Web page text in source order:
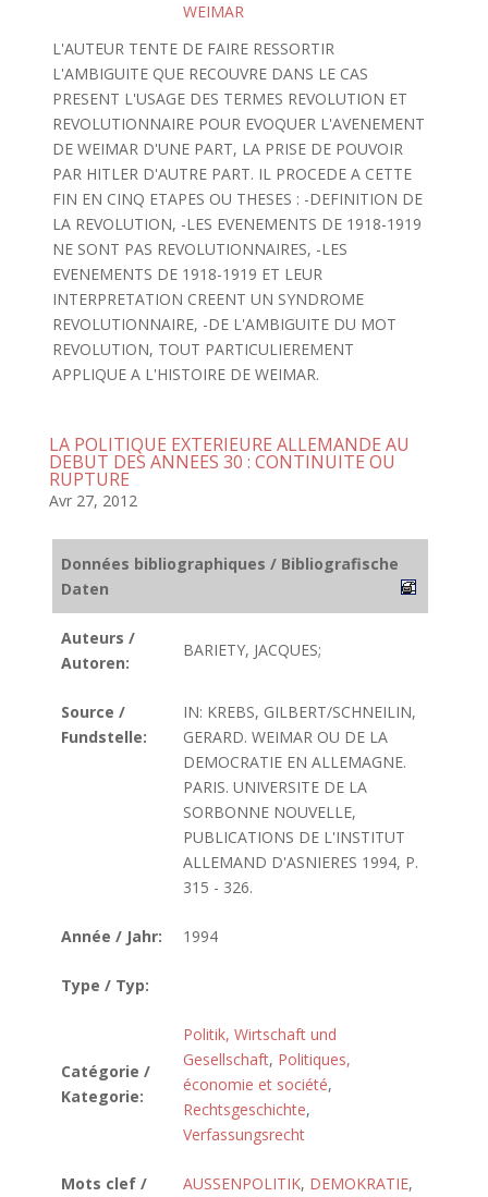
WEIMAR
L'AUTEUR TENTE DE FAIRE RESSORTIR
L'AMBIGUITE QUE RECOUVRE DANS LE CAS
PRESENT L'USAGE DES TERMES REVOLUTION ET
REVOLUTIONNAIRE POUR EVOQUER L'AVENEMENT
DE WEIMAR D'UNE PART, LA PRISE DE POUVOIR
PAR HITLER D'AUTRE PART. IL PROCEDE A CETTE
FIN EN CINQ ETAPES OU THESES : -DEFINITION DE
LA REVOLUTION, -LES EVENEMENTS DE 1918-1919
NE SONT PAS REVOLUTIONNAIRES, -LES
EVENEMENTS DE 1918-1919 ET LEUR
INTERPRETATION CREENT UN SYNDROME
REVOLUTIONNAIRE, -DE L'AMBIGUITE DU MOT
REVOLUTION, TOUT PARTICULIEREMENT
APPLIQUE A L'HISTOIRE DE WEIMAR.
LA POLITIQUE EXTERIEURE ALLEMANDE AU
DEBUT DES ANNEES 30 : CONTINUITE OU
RUPTURE
Avr 27, 2012
Données bibliographiques / Bibliografische
Daten
Auteurs /
Autoren:
BARIETY, JACQUES;
Source /
Fundstelle:
IN: KREBS, GILBERT/SCHNEILIN,
GERARD. WEIMAR OU DE LA
DEMOCRATIE EN ALLEMAGNE.
PARIS. UNIVERSITE DE LA
SORBONNE NOUVELLE,
PUBLICATIONS DE L'INSTITUT
ALLEMAND D'ASNIERES 1994, P.
315 - 326.
Année / Jahr: 1994
Type / Typ:
Catégorie /
Kategorie:
Politik, Wirtschaft und
Gesellschaft, Politiques,
économie et société,
Rechtsgeschichte,
Verfassungsrecht
Mots clef / AUSSENPOLITIK, DEMOKRATIE,